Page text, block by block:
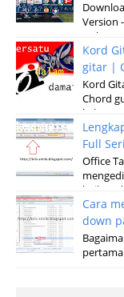
Version
terbaru
Kord
gitar |
Kord
Chord
keluar
Full
Office
baik
Cara
down
serta